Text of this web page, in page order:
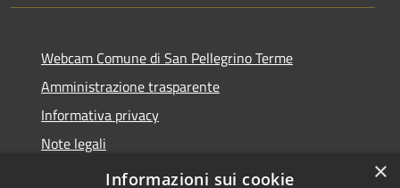
Webcam Comune di San Pellegrino Terme
Amministrazione trasparente
Informativa privacy
Note legali
Dichiarazione di accessibilità
×
Informazioni sui cookie